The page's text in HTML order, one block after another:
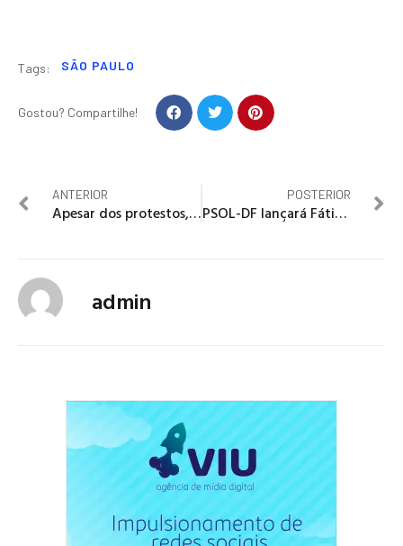
Tags: SÃO PAULO
Gostou? Compartilhe!
ANTERIOR
Apesar dos protestos, Argentina aprova a reforma da Previdência
POSTERIOR
PSOL-DF lançará Fátima Souza para disputar o GDF em 2018
admin